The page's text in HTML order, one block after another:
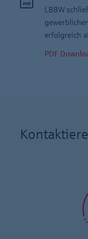
LBBW
erfolgreich
PDF